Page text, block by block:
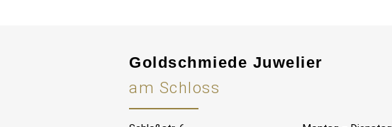
Goldschmiede Juwelier
am Schloss